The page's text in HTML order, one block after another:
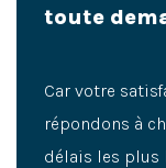
toute
Car votre
répondons à
délais les plus